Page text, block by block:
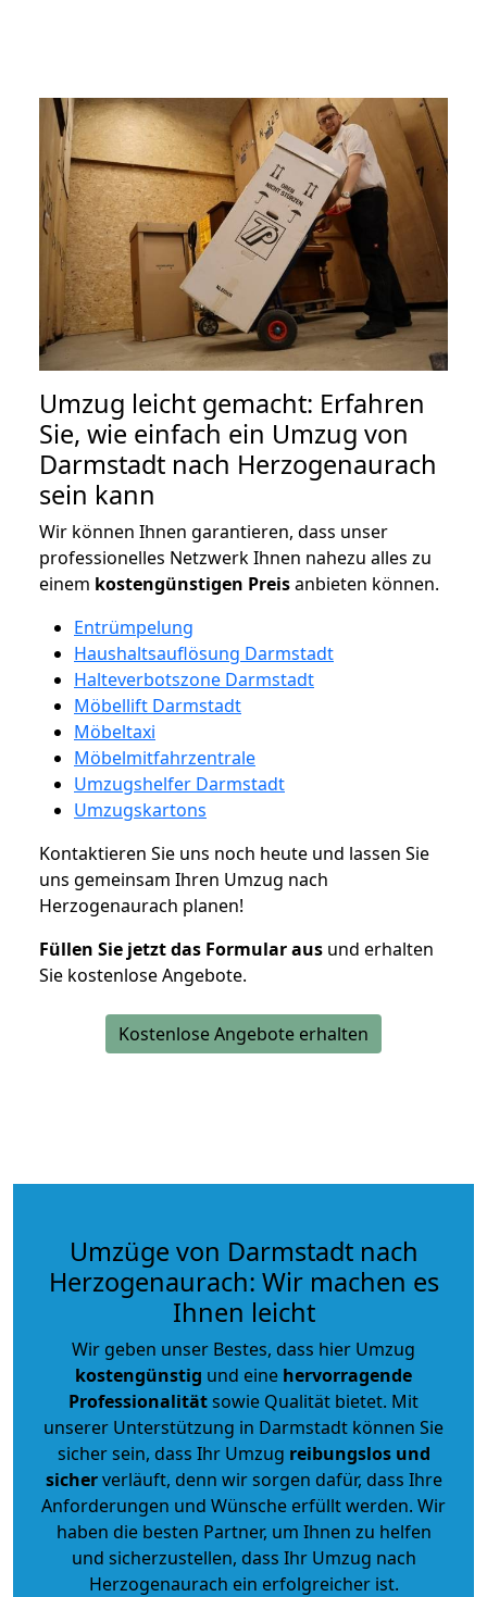
Umzug leicht gemacht: Erfahren
Sie, wie einfach ein Umzug von
Darmstadt nach Herzogenaurach
sein kann
Wir können Ihnen garantieren, dass unser
professionelles Netzwerk Ihnen nahezu alles zu
einem kostengünstigen Preisanbieten können.
Entrümpelung
Haushaltsauflösung Darmstadt
Halteverbotszone Darmstadt
Möbellift Darmstadt
Möbeltaxi
Möbelmitfahrzentrale
Umzugshelfer Darmstadt
Umzugskartons
Kontaktieren Sie uns noch heute und lassen Sie
uns gemeinsam Ihren Umzug nach
Herzogenaurach planen!
Füllen Sie jetzt das Formular aus und erhalten
Sie kostenlose Angebote.
Kostenlose Angebote erhalten
Umzüge von Darmstadt nach
Herzogenaurach: Wir machen es
Ihnen leicht
Wir geben unser Bestes, dass hier Umzug
kostengünstig und eine hervorragende
Professionalitätsowie Qualität bietet. Mit
unserer Unterstützung in Darmstadt können Sie
sicher sein, dass Ihr Umzug reibungslos und
sicherverläuft, denn wir sorgen dafür, dass Ihre
Anforderungen und Wünsche erfüllt werden. Wir
haben die besten Partner, um Ihnen zu helfen
und sicherzustellen, dass Ihr Umzug nach
Herzogenaurach ein erfolgreicher ist.